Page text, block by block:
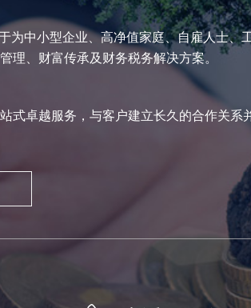
为中小型企业、高净值家庭、自雇人士、
理、财富传承及财务税务解决方案。
式卓越服务，与客户建立长久的合作关系